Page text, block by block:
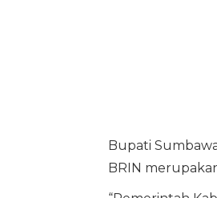
Bupati
BRIN